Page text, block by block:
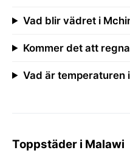
Vad blir vädret i
Kommer det att
Vad är temperaturen
Toppstäder i Malawi